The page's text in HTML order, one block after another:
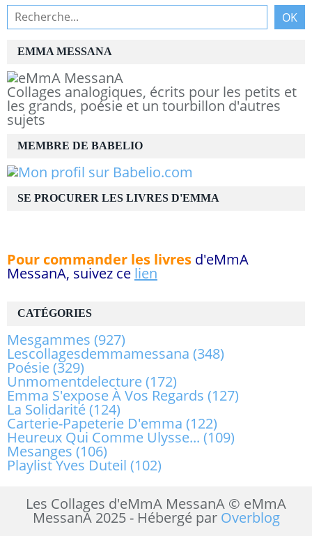
EMMA MESSANA
Collages analogiques, écrits pour les petits et
les grands, poésie et un tourbillon d'autres
sujets
CATÉGORIES
Mesgammes (927)
Lescollagesdemmamessana (348)
Poésie(329)
Unmomentdelecture(172)
Emma S'expose À Vos Regards (127)
La Solidarité(124)
Carterie-Papeterie D'emma (122)
Heureux Qui Comme Ulysse... (109)
Mesanges(106)
Playlist Yves Duteil (102)
MEMBRE DE BABELIO
SE PROCURER LES LIVRES D'EMMA
Pour commander les livres d'eMmA
MessanA, suivez ce lien
Les Collages d'eMmA MessanA © eMmA
MessanA 2025 - Hébergé par Overblog